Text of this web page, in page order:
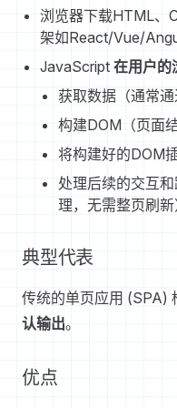
浏览器下载HTML、
架如React/Vue/
JavaScript 在用户的
获取数据（通常通
构建DOM（页面结
将构建好的DOM
处理后续的交互
理，无需整页刷新
典型代表
传统的单页应用 (SPA)
认输出。
优点